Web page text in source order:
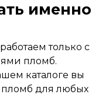
именно
только с
пломб.
каталоге вы
для любых